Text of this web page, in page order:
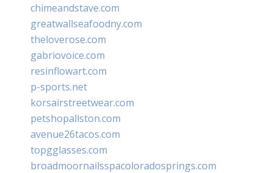
chimeandstave.com
greatwallseafoodny.com
theloverose.com
gabriovoice.com
resinflowart.com
p-sports.net
korsairstreetwear.com
petshopallston.com
avenue26tacos.com
topgglasses.com
broadmoornailsspacoloradosprings.com